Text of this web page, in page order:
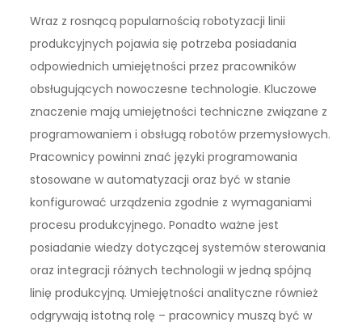
Wraz z rosnącą popularnością robotyzacji linii
produkcyjnych pojawia się potrzeba posiadania
odpowiednich umiejętności przez pracowników
obsługujących nowoczesne technologie. Kluczowe
znaczenie mają umiejętności techniczne związane z
programowaniem i obsługą robotów przemysłowych.
Pracownicy powinni znać języki programowania
stosowane w automatyzacji oraz być w stanie
konfigurować urządzenia zgodnie z wymaganiami
procesu produkcyjnego. Ponadto ważne jest
posiadanie wiedzy dotyczącej systemów sterowania
oraz integracji różnych technologii w jedną spójną
linię produkcyjną. Umiejętności analityczne również
odgrywają istotną rolę – pracownicy muszą być w